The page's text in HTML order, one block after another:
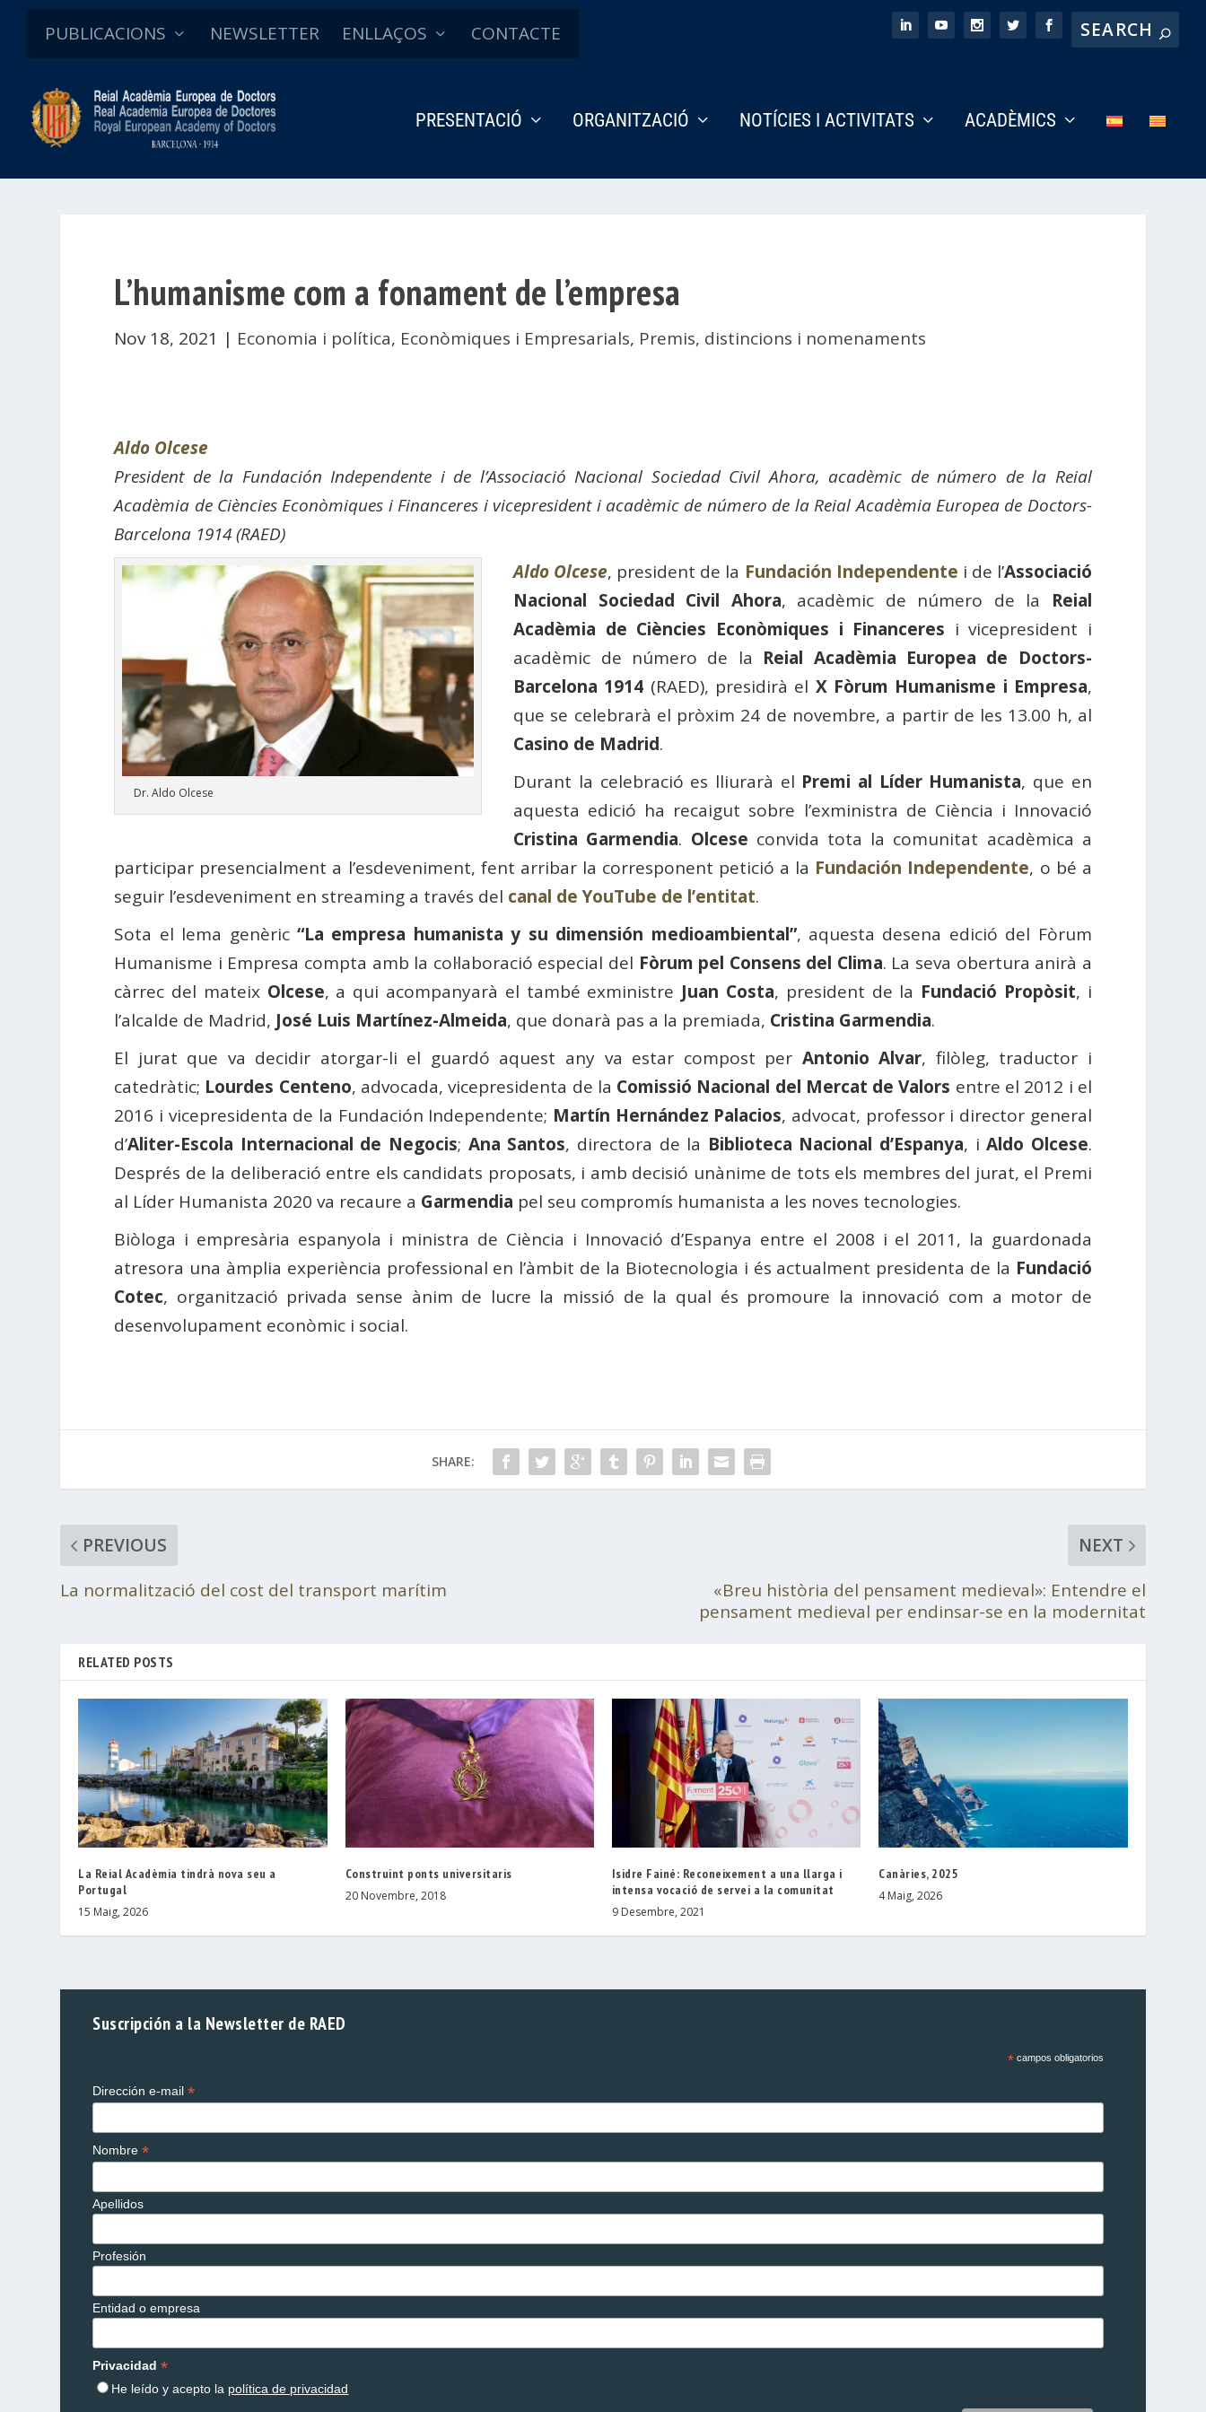
PUBLICACIONS NEWSLETTER ENLLAÇOS CONTACTE
PRESENTACIÓ ORGANITZACIÓ NOTÍCIES I ACTIVITATS ACADÈMICS
L’humanisme com a fonament de l’empresa
Nov 18, 2021 | Economia i política, Econòmiques i Empresarials, Premis, distincions i nomenaments
Aldo Olcese
President de la Fundación Independente i de l’Associació Nacional Sociedad Civil Ahora, acadèmic de número de la Reial
Acadèmia de Ciències Econòmiques i Financeres i vicepresident i acadèmic de número de la Reial Acadèmia Europea de Doctors-
Barcelona 1914 (RAED)
Dr. Aldo Olcese
Aldo Olcese, president de la Fundación Independente i de l’Associació
Nacional Sociedad Civil Ahora, acadèmic de número de la Reial
Acadèmia de Ciències Econòmiques i Financeres i vicepresident i
acadèmic de número de la Reial Acadèmia Europea de Doctors-
Barcelona 1914 (RAED), presidirà el X Fòrum Humanisme i Empresa,
que se celebrarà el pròxim 24 de novembre, a partir de les 13.00 h, al
Casino de Madrid.
Durant la celebració es lliurarà el Premi al Líder Humanista, que en
aquesta edició ha recaigut sobre l’exministra de Ciència i Innovació
Cristina Garmendia. Olcese convida tota la comunitat acadèmica a
participar presencialment a l’esdeveniment, fent arribar la corresponent petició a la Fundación Independente, o bé a
seguir l’esdeveniment en streaming a través del canal de YouTube de l’entitat.
Sota el lema genèric “La empresa humanista y su dimensión medioambiental”, aquesta desena edició del Fòrum
Humanisme i Empresa compta amb la col·laboració especial del Fòrum pel Consens del Clima. La seva obertura anirà a
càrrec del mateix Olcese, a qui acompanyarà el també exministre Juan Costa, president de la Fundació Propòsit, i
l’alcalde de Madrid, José Luis Martínez-Almeida, que donarà pas a la premiada, Cristina Garmendia.
El jurat que va decidir atorgar-li el guardó aquest any va estar compost per Antonio Alvar, filòleg, traductor i
catedràtic; Lourdes Centeno, advocada, vicepresidenta de la Comissió Nacional del Mercat de Valors entre el 2012 i el
2016 i vicepresidenta de la Fundación Independente; Martín Hernández Palacios, advocat, professor i director general
d’Aliter-Escola Internacional de Negocis; Ana Santos, directora de la Biblioteca Nacional d’Espanya, iAldo Olcese.
Després de la deliberació entre els candidats proposats, i amb decisió unànime de tots els membres del jurat, el Premi
al Líder Humanista 2020 va recaure a Garmendia pel seu compromís humanista a les noves tecnologies.
Biòloga i empresària espanyola i ministra de Ciència i Innovació d’Espanya entre el 2008 i el 2011, la guardonada
atresora una àmplia experiència professional en l’àmbit de la Biotecnologia i és actualment presidenta de la Fundació
Cotec, organització privada sense ànim de lucre la missió de la qual és promoure la innovació com a motor de
desenvolupament econòmic i social.
SHARE:
PREVIOUS
La normalització del cost del transport marítim
NEXT
«Breu història del pensament medieval»: Entendre el
pensament medieval per endinsar-se en la modernitat
RELATED POSTS
La Reial Acadèmia tindrà nova seu a
Portugal
15 Maig, 2026
Construint ponts universitaris
20 Novembre, 2018
Isidre Fainé: Reconeixement a una llarga i
intensa vocació de servei a la comunitat
9 Desembre, 2021
Canàries, 2025
4 Maig, 2026
Suscripción a la Newsletter de RAED
*campos obligatorios
Dirección e-mail*
Nombre*
Apellidos
Profesión
Entidad o empresa
Privacidad*
He leído y acepto la política de privacidad